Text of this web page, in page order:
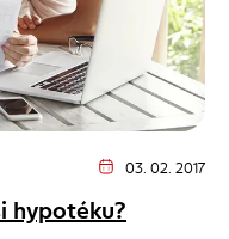
Dátum vydania
03. 02. 2017
hypotéku?